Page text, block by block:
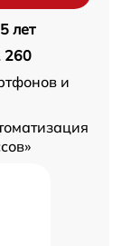
5 лет
260
и